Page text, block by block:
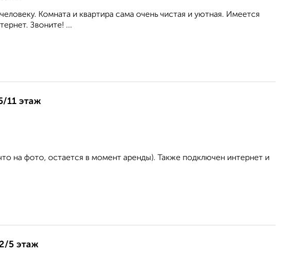
Комната и квартира сама очень чистая и уютная. Имеется
Звоните! ...
11 этаж
на фото, остается в момент аренды). Также подключен интернет и
5 этаж